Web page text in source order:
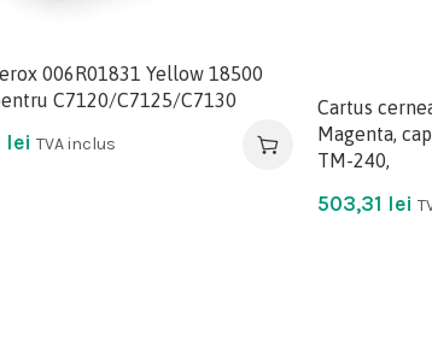
006R01831 Yellow 18500
C7120/C7125/C7130
lei TVA inclus
Cartus
Magenta,
TM-240,
503,31 lei